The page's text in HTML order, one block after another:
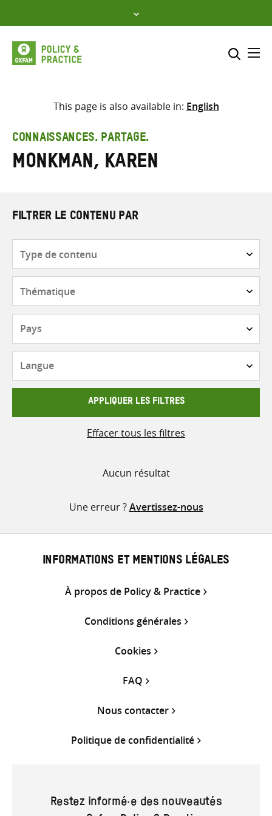
to
content
Sélectionner l’emplacement
Saisir
les
termes
This page is also available in: English
CONNAISSANCES. PARTAGE.
Monkman, Karen
FILTRER LE CONTENU PAR
contenu
APPLIQUER LES FILTRES
Effacer tous les filtres
Aucun résultat
Une erreur ?Avertissez-nous
INFORMATIONS ET MENTIONS LÉGALES
À propos de Policy & Practice
Conditions générales
Cookies
FAQ
Nous contacter
Politique de confidentialité
Restez informé·e des nouveautés